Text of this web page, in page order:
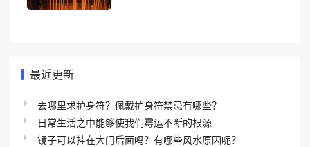
最近更新
去哪里求护身符？佩戴护身符禁忌有哪些？
日常生活之中能够使我们霉运不断的根源
镜子可以挂在大门后面吗？有哪些风水原因呢？